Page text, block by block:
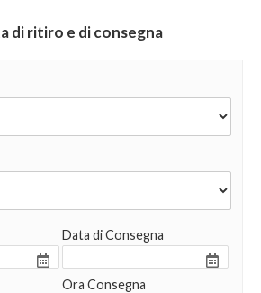
di ritiro e di consegna
Data di Consegna
Ora Consegna